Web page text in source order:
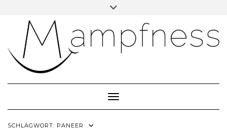
IMPRESSUM
DATENSCHUTZ
Toggle Navigation
SCHLAGWORT: PANEER